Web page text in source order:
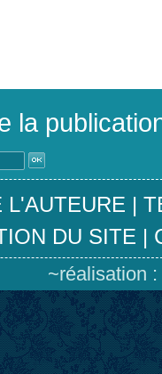
la
L'AUTEURE |
DU SITE |
~réalisation